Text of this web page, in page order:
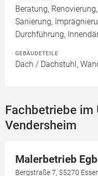
Beratung,
Sanierung,
Durchführung,
GEBÄUDETEILE
Dach / Dachstuhl,
Fachbetriebe im
Vendersheim
Malerbetrieb
Bergstraße 7, 55270